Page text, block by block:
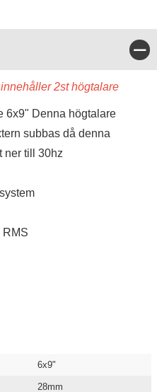
2st högtalare
6x9" Denna högtalare
subbas då denna
ner till 30hz
RMS
6x9"
28mm